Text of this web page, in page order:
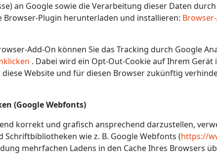
an Google sowie die Verarbeitung dieser Daten
Plugin herunterladen und installieren:
Add-On können Sie das Tracking durch Google
. Dabei wird ein Opt-Out-Cookie auf Ihrem
Website und für diesen Browser zukünftig
(Google Webfonts)
korrekt und grafisch ansprechend darzustellen,
wie z. B. Google Webfonts (https://
mehrfachen Ladens in den Cache Ihres Browsers